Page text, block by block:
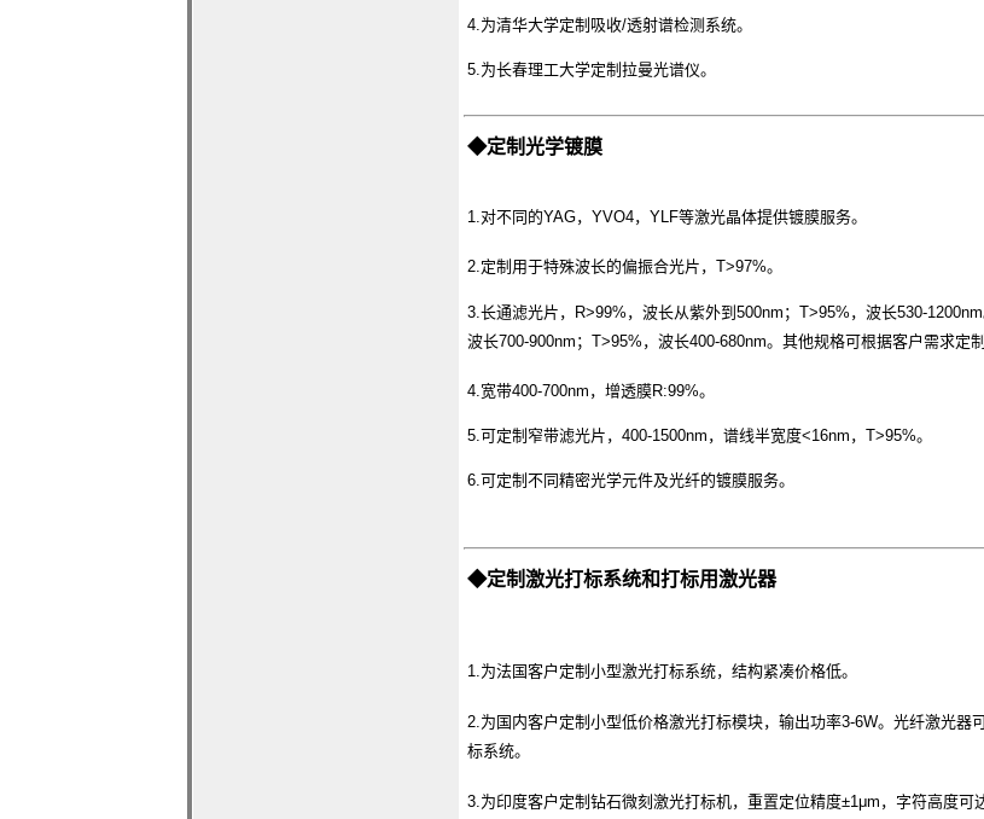
4.为清华大学定制吸收/透射谱检测系统。
5.为长春理工大学定制拉曼光谱仪。
◆定制光学镀膜
1.对不同的YAG，YVO4，YLF等激光晶体提供镀膜服务。
2.定制用于特殊波长的偏振合光片，T>97%。
3.长通滤光片，R>99%，波长从紫外到500nm；T>95%，波长530-1200nm
波长700-900nm；T>95%，波长400-680nm。其他规格可根据客户需求定制
4.宽带400-700nm，增透膜R:99%。
5.可定制窄带滤光片，400-1500nm，谱线半宽度<16nm，T>95%。
6.可定制不同精密光学元件及光纤的镀膜服务。
◆定制激光打标系统和打标用激光器
1.为法国客户定制小型激光打标系统，结构紧凑价格低。
2.为国内客户定制小型低价格激光打标模块，输出功率3-6W。光纤激光器
标系统。
3.为印度客户定制钻石微刻激光打标机，重置定位精度±1μm，字符高度可